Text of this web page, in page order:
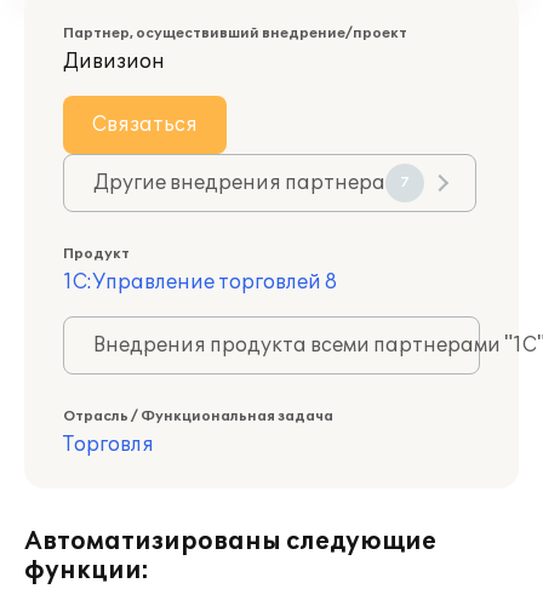
Партнер, осуществивший внедрение/проект
Дивизион
Связаться
Другие внедрения партнера 7
Продукт
1С:Управление торговлей 8
Внедрения продукта всеми партнерами
Отрасль / Функциональная задача
Торговля
Автоматизированы следующие
функции: